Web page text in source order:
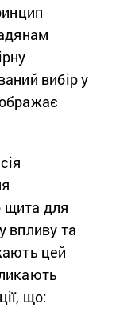
вибір у
щита для
впливу та
цей
що: